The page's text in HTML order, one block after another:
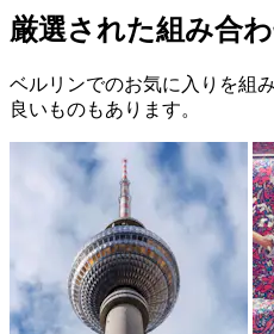
厳選された組み合
ベルリンでのお気に入りを組
良いものもあります。